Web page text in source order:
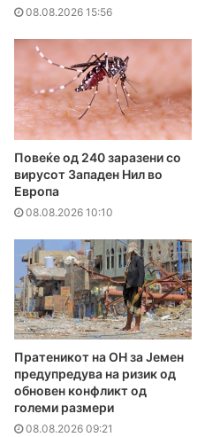
08.08.2026 15:56
Повеќе од 240 заразени со
вирусот Западен Нил во
Европа
08.08.2026 10:10
Пратеникот на ОН за Јемен
предупредува на ризик од
обновен конфликт од
големи размери
08.08.2026 09:21